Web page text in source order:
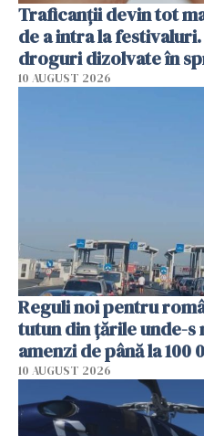
Traficanții devin tot
de a intra la
droguri dizolvate în
10 AUGUST 2026
Reguli noi pentru
tutun din țările unde-s
amenzi de până la 100
10 AUGUST 2026